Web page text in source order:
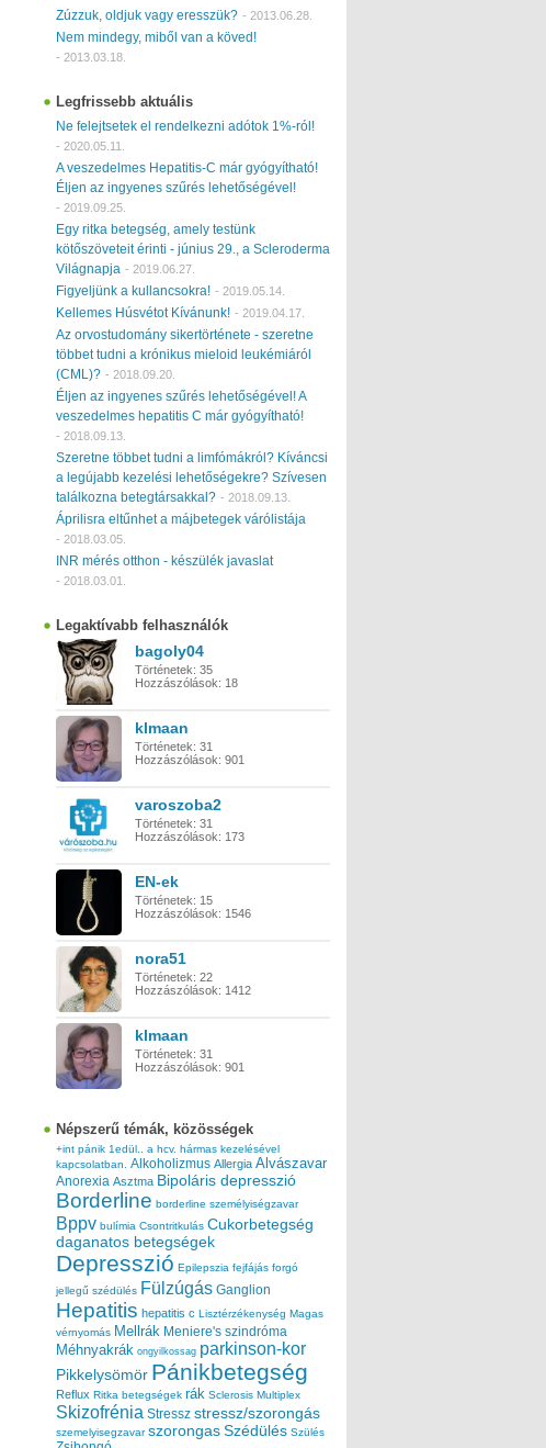
Zúzzuk, oldjuk vagy eresszük? - 2013.06.28.
Nem mindegy, miből van a köved!
- 2013.03.18.
Legfrissebb aktuális
Ne felejtsetek el rendelkezni adótok 1%-ról!
- 2020.05.11.
A veszedelmes Hepatitis-C már gyógyítható!
Éljen az ingyenes szűrés lehetőségével!
- 2019.09.25.
Egy ritka betegség, amely testünk
kötőszöveteit érinti - június 29., a Scleroderma
Világnapja - 2019.06.27.
Figyeljünk a kullancsokra! - 2019.05.14.
Kellemes Húsvétot Kívánunk! - 2019.04.17.
Az orvostudomány sikertörténete - szeretne
többet tudni a krónikus mieloid leukémiáról
(CML)? - 2018.09.20.
Éljen az ingyenes szűrés lehetőségével! A
veszedelmes hepatitis C már gyógyítható!
- 2018.09.13.
Szeretne többet tudni a limfómákról? Kíváncsi
a legújabb kezelési lehetőségekre? Szívesen
találkozna betegtársakkal? - 2018.09.13.
Áprilisra eltűnhet a májbetegek várólistája
- 2018.03.05.
INR mérés otthon - készülék javaslat
- 2018.03.01.
Legaktívabb felhasználók
bagoly04
Történetek: 35
Hozzászólások: 18
klmaan
Történetek: 31
Hozzászólások: 901
varoszoba2
Történetek: 31
Hozzászólások: 173
EN-ek
Történetek: 15
Hozzászólások: 1546
nora51
Történetek: 22
Hozzászólások: 1412
klmaan
Történetek: 31
Hozzászólások: 901
Népszerű témák, közösségek
+int pánik 1edül..
a hcv. hármas kezelésével
kapcsolatban.
Alkoholizmus Allergia Alvászavar
Anorexia Asztma Bipoláris depresszió
Borderline borderline személyiségzavar
Bppv bulímia Csontritkulás Cukorbetegség
daganatos betegségek
Depresszió Epilepszia fejfájás forgó
jellegű szédülés Fülzúgás Ganglion
Hepatitis hepatitis c Lisztérzékenység Magas
vérnyomás Mellrák Meniere's szindróma
Méhnyakrák ongyilkossag parkinson-kor
Pikkelysömör Pánikbetegség
Reflux Ritka betegségek rák Sclerosis Multiplex
Skizofrénia Stressz stressz/szorongás
szemelyisegzavar szorongas Szédülés Szülés